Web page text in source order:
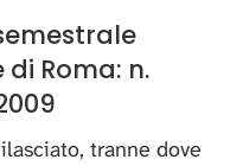
Roma: n.
tranne dove